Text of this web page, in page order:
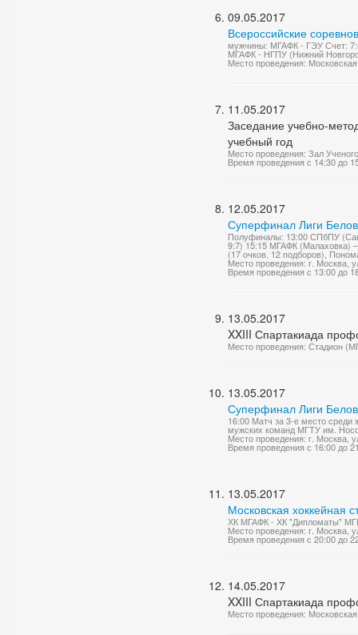
09.05.2017
Всероссийские
мужчины: МГАФК - ГЭУ Счет:
МГАФК - НГПУ (Нижний
Место проведения:
11.05.2017
Заседание учебно-
учебный год
Место проведения: Зал
Время проведения с 14:30 до
12.05.2017
Суперфинал Лиги
Полуфиналы: 13:00 СПбПУ
9:7) 15:15 МГАФК (Малаховка)
(17 очков, 12 подборов),
Место проведения: г. Москва,
Время проведения с 13:00 до
13.05.2017
XXIII Спартакиада
Место проведения: Стадион
13.05.2017
Суперфинал Лиги
16:00 Матч за 3-е место
мужских команд МГТУ им.
Место проведения: г. Москва,
Время проведения с 16:00 до
13.05.2017
Московская хоккейная
ХК МГАФК - ХК "Дипломаты"
Место проведения: г. Москва,
Время проведения с 20:00 до
14.05.2017
XXIII Спартакиада
Место проведения: